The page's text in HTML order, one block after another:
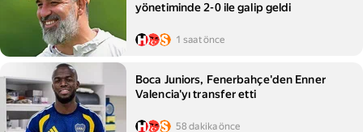
yönetiminde 2-0 ile galip geldi
1 saat önce
Boca Juniors, Fenerbahçe'den Enner
Valencia'yı transfer etti
58 dakika önce